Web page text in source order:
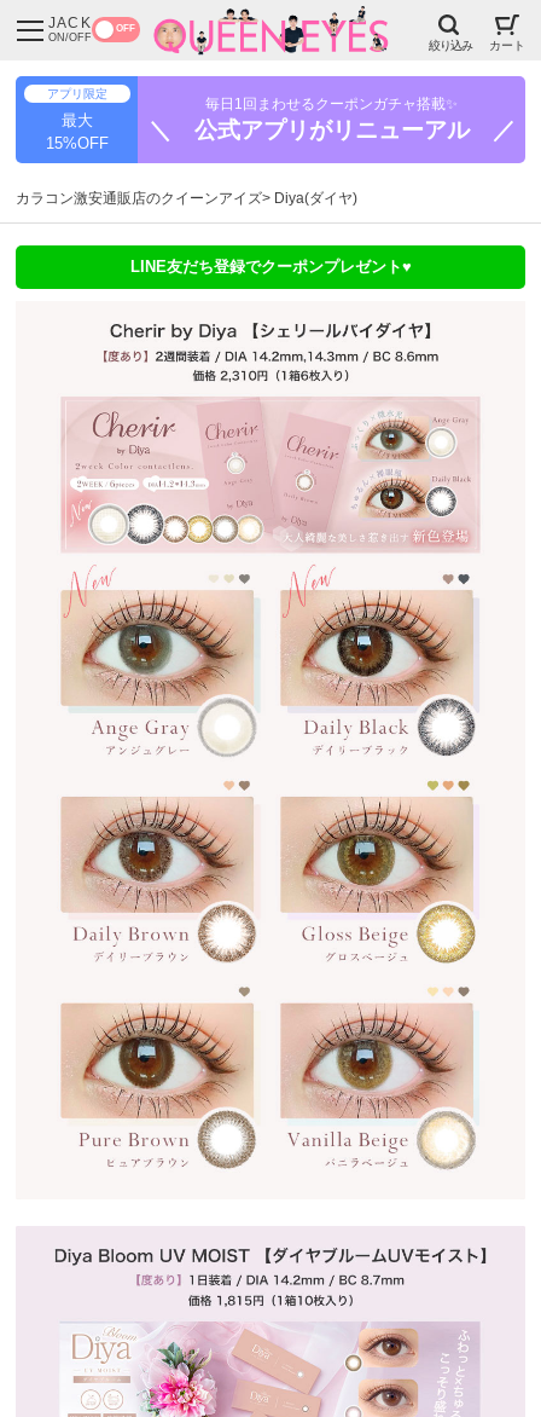
JACK
ON/OFF
OFF
絞り込み カート
アプリ限定
最大
15%OFF
毎日1回まわせるクーポンガチャ搭載✨
＼ 公式アプリがリニューアル ／
カラコン激安通販店のクイーンアイズ Diya(ダイヤ)
LINE友だち登録でクーポンプレゼント♥